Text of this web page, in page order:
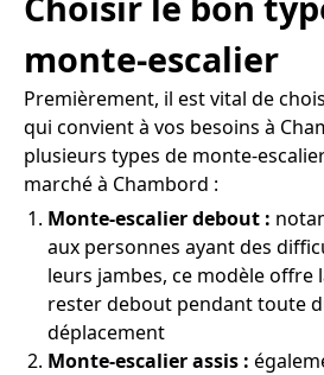
monte-escalier
Premièrement, il est vital de
qui convient à vos besoins à
plusieurs types de monte-
marché à Chambord :
Monte-escalier debout :
aux personnes ayant des
leurs jambes, ce modèle offre
rester debout pendant toute
déplacement
Monte-escalier assis :